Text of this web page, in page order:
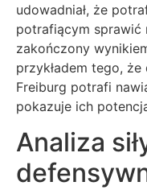
udowadniał, że
potrafiącym sprawić
zakończony
przykładem tego,
Freiburg potrafi
pokazuje ich
Analiza